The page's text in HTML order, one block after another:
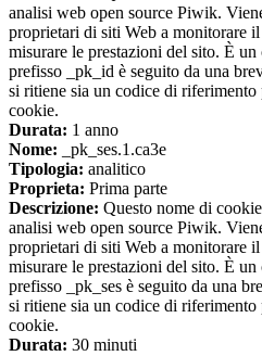
analisi web open source Piwik.
proprietari di siti Web a monitorare
misurare le prestazioni del sito. È
prefisso _pk_id è seguito da una
si ritiene sia un codice di
cookie.
Durata: 1 anno
Nome: _pk_ses.1.ca3e
Tipologia: analitico
Proprieta: Prima parte
Descrizione: Questo nome di
analisi web open source Piwik.
proprietari di siti Web a monitorare
misurare le prestazioni del sito. È
prefisso _pk_ses è seguito da una
si ritiene sia un codice di
cookie.
Durata: 30 minuti